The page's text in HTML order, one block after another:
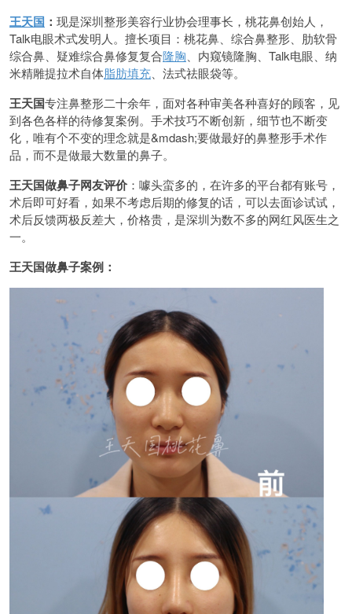
王天国 ： 现是深圳整形美容行业协会理事长，桃花鼻创始人，
Talk电眼术式发明人。擅长项目：桃花鼻、综合鼻整形、肋软骨
综合鼻、疑难综合鼻修复复合隆胸 、内窥镜隆胸、Talk电眼、纳
米精雕提拉术自体脂肪填充 、法式祛眼袋等。
王天国专注鼻整形二十余年，面对各种审美各种喜好的顾客，见
到各色各样的待修复案例。手术技巧不断创新，细节也不断变
化，唯有个不变的理念就是&mdash;要做最好的鼻整形手术作
品，而不是做最大数量的鼻子。
王天国做鼻子网友评价 ：噱头蛮多的，在许多的平台都有账号，
术后即可好看，如果不考虑后期的修复的话，可以去面诊试试，
术后反馈两极反差大，价格贵，是深圳为数不多的网红风医生之
一。
王天国做鼻子案例：